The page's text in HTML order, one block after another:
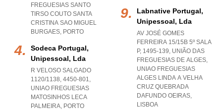
FREGUESIAS SANTO
TIRSO COUTO SANTA
CRISTINA SAO MIGUEL
BURGAES, PORTO
Sodeca Portugal,
Unipessoal, Lda
R VELOSO SALGADO
1120/1138, 4450-801,
UNIAO FREGUESIAS
MATOSINHOS LECA
PALMEIRA, PORTO
Labnative Portugal,
Unipessoal, Lda
AV JOSÉ GOMES
FERREIRA 15/15B 5º SALA
P, 1495-139, UNIÃO DAS
FREGUESIAS DE ALGES,
UNIAO FREGUESIAS
ALGES LINDA A VELHA
CRUZ QUEBRADA
DAFUNDO OEIRAS,
LISBOA